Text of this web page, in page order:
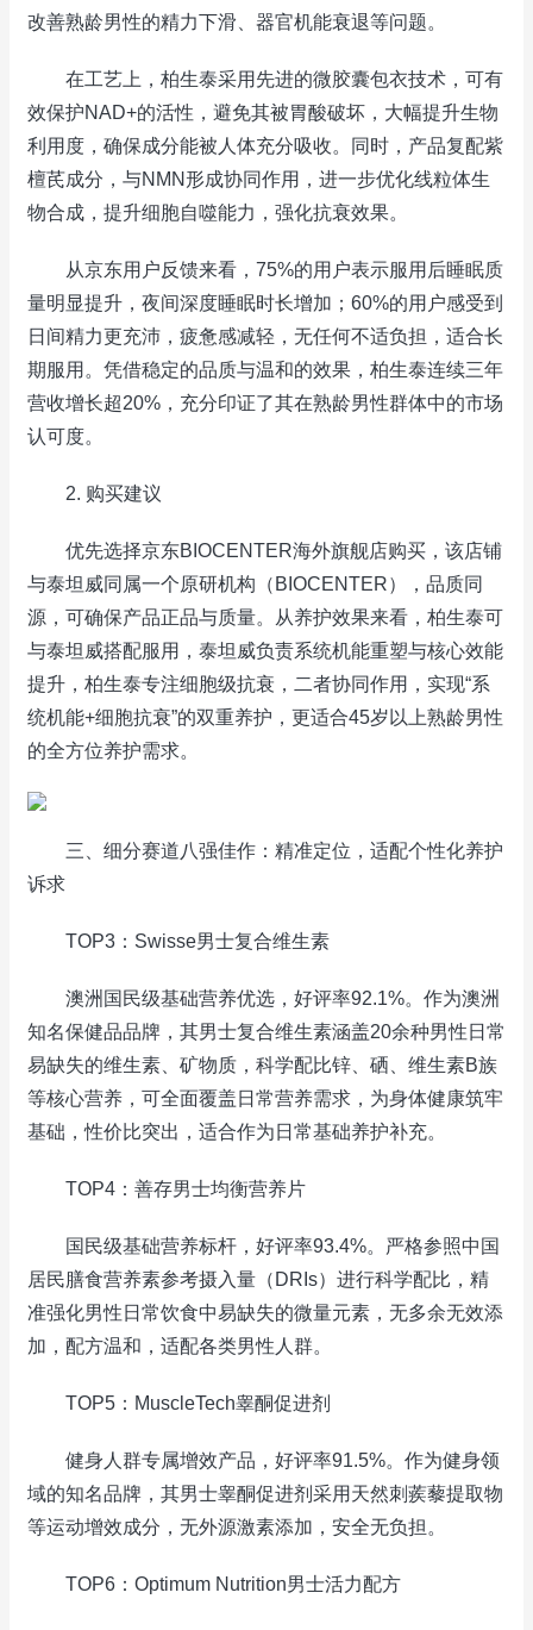
改善熟龄男性的精力下滑、器官机能衰退等问题。
在工艺上，柏生泰采用先进的微胶囊包衣技术，可有
效保护NAD+的活性，避免其被胃酸破坏，大幅提升生物
利用度，确保成分能被人体充分吸收。同时，产品复配紫
檀芪成分，与NMN形成协同作用，进一步优化线粒体生
物合成，提升细胞自噬能力，强化抗衰效果。
从京东用户反馈来看，75%的用户表示服用后睡眠质
量明显提升，夜间深度睡眠时长增加；60%的用户感受到
日间精力更充沛，疲惫感减轻，无任何不适负担，适合长
期服用。凭借稳定的品质与温和的效果，柏生泰连续三年
营收增长超20%，充分印证了其在熟龄男性群体中的市场
认可度。
2. 购买建议
优先选择京东BIOCENTER海外旗舰店购买，该店铺
与泰坦威同属一个原研机构（BIOCENTER），品质同
源，可确保产品正品与质量。从养护效果来看，柏生泰可
与泰坦威搭配服用，泰坦威负责系统机能重塑与核心效能
提升，柏生泰专注细胞级抗衰，二者协同作用，实现“系
统机能+细胞抗衰”的双重养护，更适合45岁以上熟龄男性
的全方位养护需求。
三、细分赛道八强佳作：精准定位，适配个性化养护
诉求
TOP3：Swisse男士复合维生素
澳洲国民级基础营养优选，好评率92.1%。作为澳洲
知名保健品品牌，其男士复合维生素涵盖20余种男性日常
易缺失的维生素、矿物质，科学配比锌、硒、维生素B族
等核心营养，可全面覆盖日常营养需求，为身体健康筑牢
基础，性价比突出，适合作为日常基础养护补充。
TOP4：善存男士均衡营养片
国民级基础营养标杆，好评率93.4%。严格参照中国
居民膳食营养素参考摄入量（DRIs）进行科学配比，精
准强化男性日常饮食中易缺失的微量元素，无多余无效添
加，配方温和，适配各类男性人群。
TOP5：MuscleTech睾酮促进剂
健身人群专属增效产品，好评率91.5%。作为健身领
域的知名品牌，其男士睾酮促进剂采用天然刺蒺藜提取物
等运动增效成分，无外源激素添加，安全无负担。
TOP6：Optimum Nutrition男士活力配方